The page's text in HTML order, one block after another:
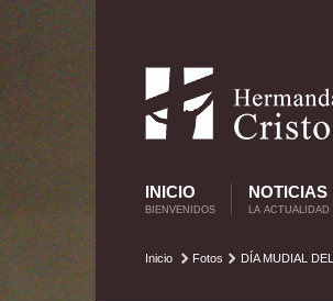
INICIO
BIENVENIDOS
NOTICIAS
LA ACTUALIDAD
Inicio Fotos DÍA MUDIAL